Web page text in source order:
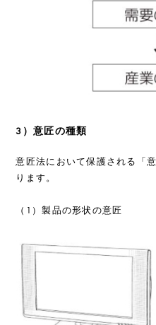
3）意匠の種類
意匠法において保護される「
ります。
（1）製品の形状の意匠